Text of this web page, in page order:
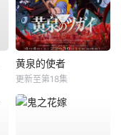
黄泉的使者
更新至第18集